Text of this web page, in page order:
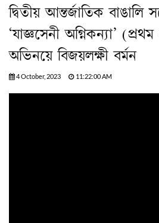
দ্বিতীয় আন্তর্জাতিক বাঙালি
‘যাজ্ঞসেনী অগ্নিকন্যা’
অভিনয়ে বিজয়লক্ষী বর্মন
4 October, 2023 11:22:00 AM